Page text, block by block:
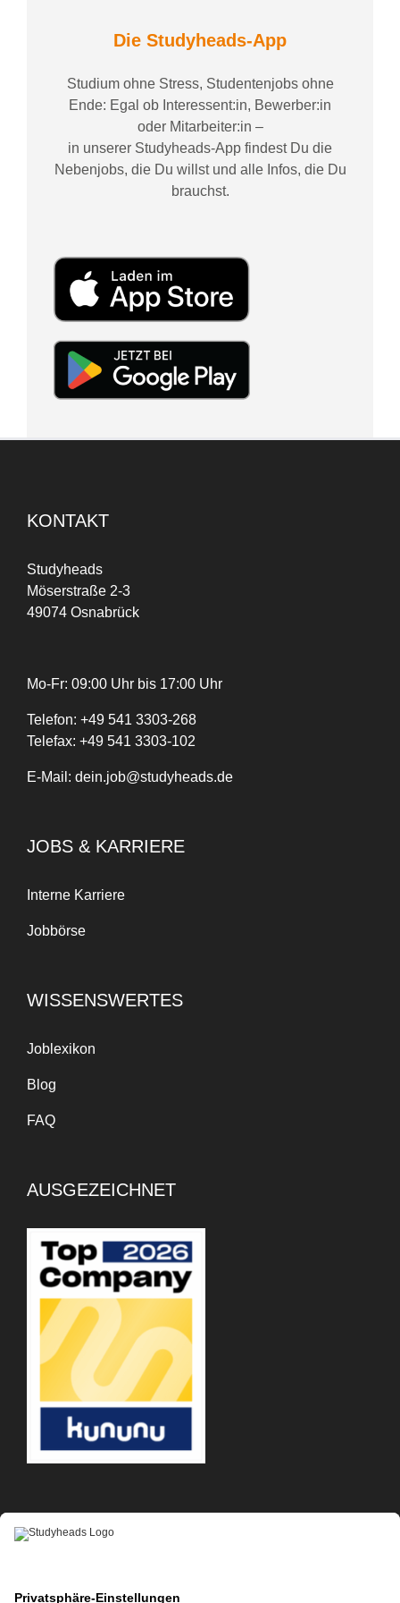
Die Studyheads-App
Studium ohne Stress, Studentenjobs ohne
Ende: Egal ob Interessent:in, Bewerber:in
oder Mitarbeiter:in –
in unserer Studyheads-App findest Du die
Nebenjobs, die Du willst und alle Infos, die Du
brauchst.
KONTAKT
Studyheads
Möserstraße 2-3
49074 Osnabrück
Mo-Fr: 09:00 Uhr bis 17:00 Uhr
Telefon: +49 541 3303-268
Telefax: +49 541 3303-102
E-Mail: dein.job@studyheads.de
JOBS & KARRIERE
Interne Karriere
Jobbörse
WISSENSWERTES
Joblexikon
Blog
FAQ
AUSGEZEICHNET